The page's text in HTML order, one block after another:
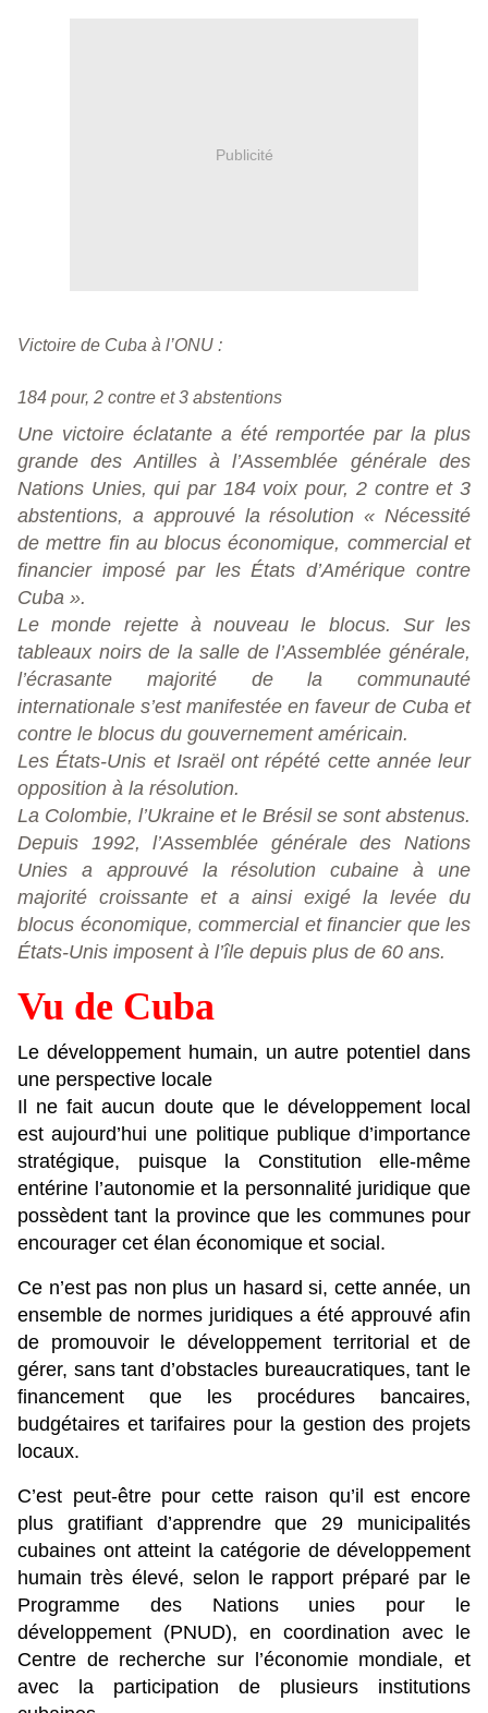
Publicité
Victoire de Cuba à l’ONU :
184 pour, 2 contre et 3 abstentions
Une victoire éclatante a été remportée par la plus
grande des Antilles à l’Assemblée générale des
Nations Unies, qui par 184 voix pour, 2 contre et 3
abstentions, a approuvé la résolution « Nécessité
de mettre fin au blocus économique, commercial et
financier imposé par les États d’Amérique contre
Cuba ».
Le monde rejette à nouveau le blocus. Sur les
tableaux noirs de la salle de l’Assemblée générale,
l’écrasante majorité de la communauté
internationale s’est manifestée en faveur de Cuba et
contre le blocus du gouvernement américain.
Les États-Unis et Israël ont répété cette année leur
opposition à la résolution.
La Colombie, l’Ukraine et le Brésil se sont abstenus.
Depuis 1992, l’Assemblée générale des Nations
Unies a approuvé la résolution cubaine à une
majorité croissante et a ainsi exigé la levée du
blocus économique, commercial et financier que les
États-Unis imposent à l’île depuis plus de 60 ans.
Vu de Cuba
Le développement humain, un autre potentiel dans
une perspective locale
Il ne fait aucun doute que le développement local
est aujourd’hui une politique publique d’importance
stratégique, puisque la Constitution elle-même
entérine l’autonomie et la personnalité juridique que
possèdent tant la province que les communes pour
encourager cet élan économique et social.
Ce n’est pas non plus un hasard si, cette année, un
ensemble de normes juridiques a été approuvé afin
de promouvoir le développement territorial et de
gérer, sans tant d’obstacles bureaucratiques, tant le
financement que les procédures bancaires,
budgétaires et tarifaires pour la gestion des projets
locaux.
C’est peut-être pour cette raison qu’il est encore
plus gratifiant d’apprendre que 29 municipalités
cubaines ont atteint la catégorie de développement
humain très élevé, selon le rapport préparé par le
Programme des Nations unies pour le
développement (PNUD), en coordination avec le
Centre de recherche sur l’économie mondiale, et
avec la participation de plusieurs institutions